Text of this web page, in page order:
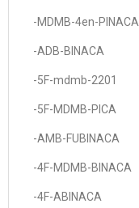
-MDMB-4en-PINACA
-ADB-BINACA
-5F-mdmb-2201
-5F-MDMB-PICA
-AMB-FUBINACA
-4F-MDMB-BINACA
-4F-ABINACA